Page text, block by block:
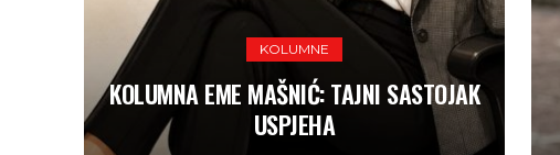
KOLUMNE
KOLUMNA EME MAŠNIĆ: TAJNI SASTOJAK
USPJEHA